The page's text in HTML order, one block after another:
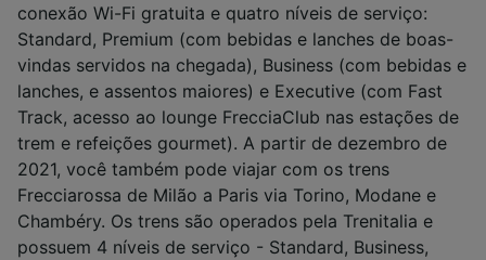
conexão Wi-Fi gratuita e quatro níveis de serviço:
Standard, Premium (com bebidas e lanches de boas-
vindas servidos na chegada), Business (com bebidas e
lanches, e assentos maiores) e Executive (com Fast
Track, acesso ao lounge FrecciaClub nas estações de
trem e refeições gourmet). A partir de dezembro de
2021, você também pode viajar com os trens
Frecciarossa de Milão a Paris via Torino, Modane e
Chambéry. Os trens são operados pela Trenitalia e
possuem 4 níveis de serviço - Standard, Business,